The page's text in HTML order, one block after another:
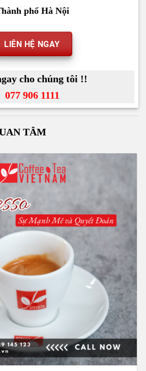
phố Hà Nội
LIÊN HỆ NGAY
cho chúng tôi !!
077 906 1111
TÂM